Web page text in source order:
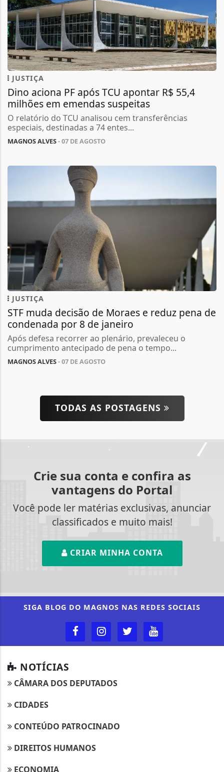
JUSTIÇA
Dino aciona PF após TCU apontar R$ 55,4
milhões em emendas suspeitas
O relatório do TCU analisou cem transferências
especiais, destinadas a 74 entes...
MAGNOS ALVES- 07 DE AGOSTO
JUSTIÇA
STF muda decisão de Moraes e reduz pena de
condenada por 8 de janeiro
Após defesa recorrer ao plenário, prevaleceu o
cumprimento antecipado de pena o tempo...
MAGNOS ALVES- 07 DE AGOSTO
TODAS AS POSTAGENS
Crie sua conta e confira as
vantagens do Portal
Você pode ler matérias exclusivas, anunciar
classificados e muito mais!
CRIAR MINHA CONTA
SIGA BLOG DO MAGNOS NAS REDES SOCIAIS
NOTÍCIAS
CÂMARA DOS DEPUTADOS
CIDADES
CONTEÚDO PATROCINADO
DIREITOS HUMANOS
ECONOMIA
Termos de Uso e Privacidade